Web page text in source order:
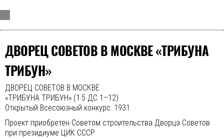
ДВОРЕЦ СОВЕТОВ В МОСКВЕ «ТРИБУНА
ТРИБУН»
ДВОРЕЦ СОВЕТОВ В МОСКВЕ
«ТРИБУНА ТРИБУН» (1.5 ДС 1–12)
Открытый Всесоюзный конкурс. 1931
Проект приобретен Советом строительства Дворца Советов
при президиуме ЦИК СССР